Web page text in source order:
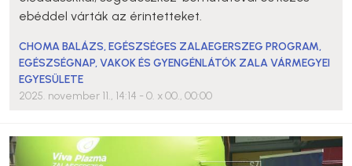
ebéddel várták az érintetteket.
CHOMA BALÁZS,EGÉSZSÉGES ZALAEGERSZEG PROGRAM,
EGÉSZSÉGNAP,VAKOK ÉS GYENGÉNLÁTÓK ZALA VÁRMEGYEI
EGYESÜLETE
2025. november 11., 14:14 - 0. x 00., 00:00